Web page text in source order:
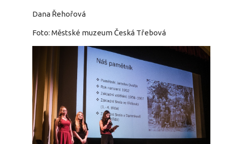
Dana Řehořová
Foto: Městské muzeum Česká Třebová